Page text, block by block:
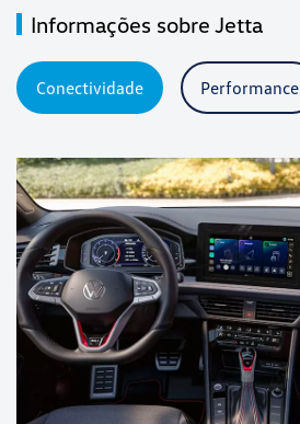
Informações sobre Jetta
Conectividade Performance